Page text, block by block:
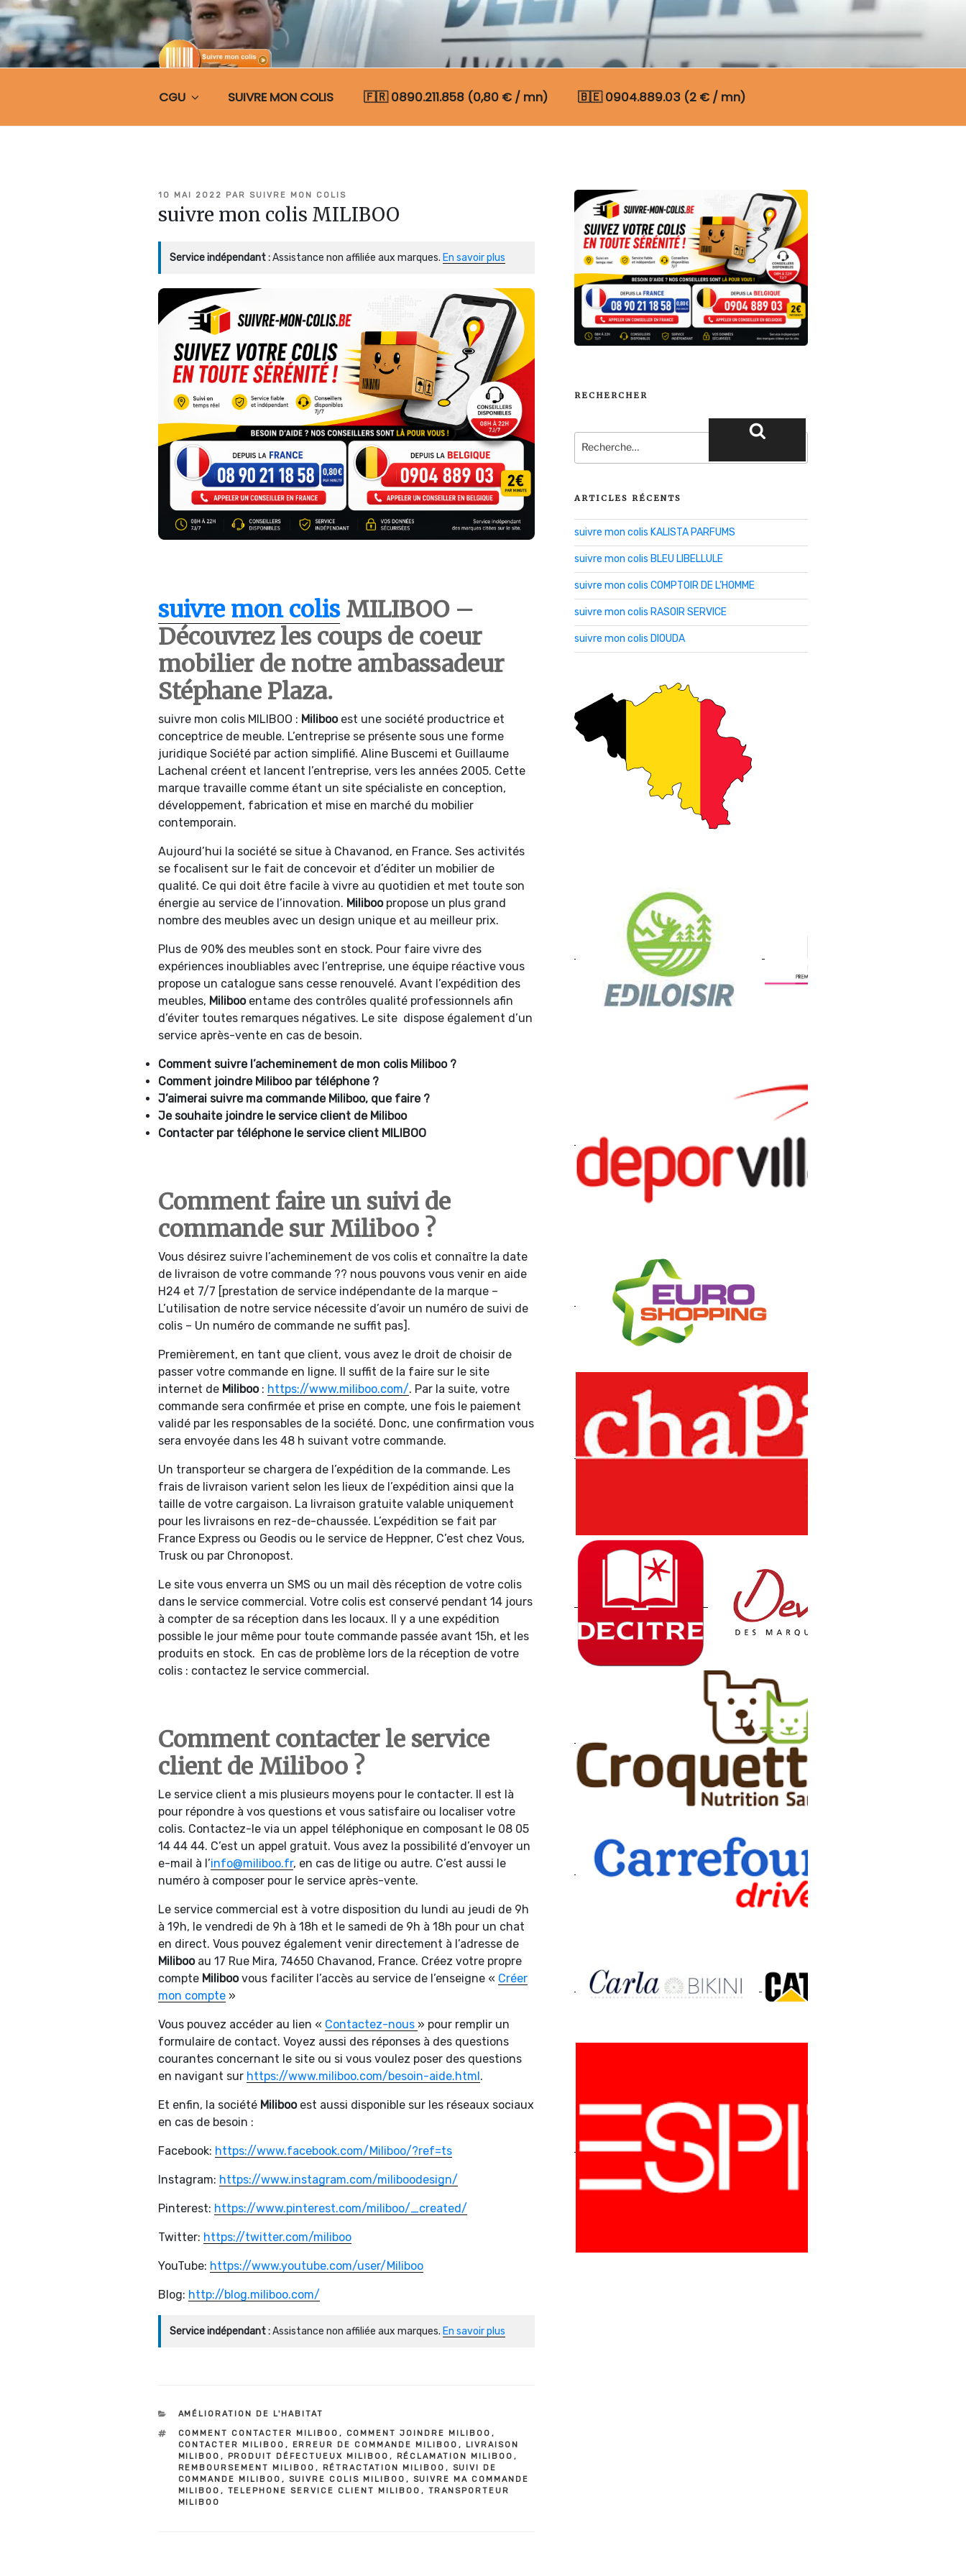
Aller
au
contenu
principal
SUIVRE MON COLIS BELGIQUE
CGU SUIVRE MON COLIS 🇫🇷 0890.211.858 (0,80 € / mn) 🇧🇪 0904.889.03 (2 € / mn)
PUBLIÉ
10 MAI 2022 PAR SUIVRE MON COLIS
suivre mon colis MILIBOO
Service indépendant :Assistance non affiliée aux marques. En savoir plus
suivre mon colisMILIBOO –
Découvrez les coups de coeur
mobilier de notre ambassadeur
Stéphane Plaza.
suivre mon colis MILIBOO : Miliboo est une société productrice et
conceptrice de meuble. L’entreprise se présente sous une forme
juridique Société par action simplifié. Aline Buscemi et Guillaume
Lachenal créent et lancent l’entreprise, vers les années 2005. Cette
marque travaille comme étant un site spécialiste en conception,
développement, fabrication et mise en marché du mobilier
contemporain.
Aujourd’hui la société se situe à Chavanod, en France. Ses activités
se focalisent sur le fait de concevoir et d’éditer un mobilier de
qualité. Ce qui doit être facile à vivre au quotidien et met toute son
énergie au service de l’innovation. Miliboo propose un plus grand
nombre des meubles avec un design unique et au meilleur prix.
Plus de 90% des meubles sont en stock. Pour faire vivre des
expériences inoubliables avec l’entreprise, une équipe réactive vous
propose un catalogue sans cesse renouvelé. Avant l’expédition des
meubles, Miliboo entame des contrôles qualité professionnels afin
d’éviter toutes remarques négatives. Le site dispose également d’un
service après-vente en cas de besoin.
Comment suivre l’acheminement de mon colis Miliboo ?
Comment joindre Miliboo par téléphone ?
J’aimerai suivre ma commande Miliboo, que faire ?
Je souhaite joindre le service client de Miliboo
Contacter par téléphone le service client MILIBOO
Comment faire un suivi de
commande sur Miliboo ?
Vous désirez suivre l’acheminement de vos colis et connaître la date
de livraison de votre commande ?? nous pouvons vous venir en aide
H24 et 7/7 [prestation de service indépendante de la marque –
L’utilisation de notre service nécessite d’avoir un numéro de suivi de
colis – Un numéro de commande ne suffit pas].
Premièrement, en tant que client, vous avez le droit de choisir de
passer votre commande en ligne. Il suffit de la faire sur le site
internet de Miliboo : https://www.miliboo.com/. Par la suite, votre
commande sera confirmée et prise en compte, une fois le paiement
validé par les responsables de la société. Donc, une confirmation vous
sera envoyée dans les 48 h suivant votre commande.
Un transporteur se chargera de l’expédition de la commande. Les
frais de livraison varient selon les lieux de l’expédition ainsi que la
taille de votre cargaison. La livraison gratuite valable uniquement
pour les livraisons en rez-de-chaussée. L’expédition se fait par
France Express ou Geodis ou le service de Heppner, C’est chez Vous,
Trusk ou par Chronopost.
Le site vous enverra un SMS ou un mail dès réception de votre colis
dans le service commercial. Votre colis est conservé pendant 14 jours
à compter de sa réception dans les locaux. Il y a une expédition
possible le jour même pour toute commande passée avant 15h, et les
produits en stock. En cas de problème lors de la réception de votre
colis : contactez le service commercial.
Comment contacter le service
client de Miliboo ?
Le service client a mis plusieurs moyens pour le contacter. Il est là
pour répondre à vos questions et vous satisfaire ou localiser votre
colis. Contactez-le via un appel téléphonique en composant le 08 05
14 44 44. C’est un appel gratuit. Vous avez la possibilité d’envoyer un
e-mail à l’info@miliboo.fr, en cas de litige ou autre. C’est aussi le
numéro à composer pour le service après-vente.
Le service commercial est à votre disposition du lundi au jeudi de 9h
à 19h, le vendredi de 9h à 18h et le samedi de 9h à 18h pour un chat
en direct. Vous pouvez également venir directement à l’adresse de
Milibooau 17 Rue Mira, 74650 Chavanod, France. Créez votre propre
compte Miliboovous faciliter l’accès au service de l’enseigne « Créer
mon compte »
Vous pouvez accéder au lien « Contactez-nous » pour remplir un
formulaire de contact. Voyez aussi des réponses à des questions
courantes concernant le site ou si vous voulez poser des questions
en navigant sur https://www.miliboo.com/besoin-aide.html .
Et enfin, la société Miliboo est aussi disponible sur les réseaux sociaux
en cas de besoin :
Facebook: https://www.facebook.com/Miliboo/?ref=ts
Instagram: https://www.instagram.com/miliboodesign/
Pinterest: https://www.pinterest.com/miliboo/_created/
Twitter: https://twitter.com/miliboo
YouTube: https://www.youtube.com/user/Miliboo
Blog: http://blog.miliboo.com/
Service indépendant :Assistance non affiliée aux marques. En savoir plus
CATÉGORIES
AMÉLIORATION DE L'HABITAT
ÉTIQUETTES
COMMENT CONTACTER MILIBOO , COMMENT JOINDRE MILIBOO ,
CONTACTER MILIBOO , ERREUR DE COMMANDE MILIBOO ,
LIVRAISON
MILIBOO , PRODUIT DÉFECTUEUX MILIBOO , RÉCLAMATION MILIBOO ,
REMBOURSEMENT MILIBOO , RÉTRACTATION MILIBOO , SUIVI DE
COMMANDE MILIBOO , SUIVRE COLIS MILIBOO , SUIVRE MA COMMANDE
MILIBOO , TELEPHONE SERVICE CLIENT MILIBOO , TRANSPORTEUR
MILIBOO
RECHERCHER
pour
:
ARTICLES RÉCENTS
suivre mon colis KALISTA PARFUMS
suivre mon colis BLEU LIBELLULE
suivre mon colis COMPTOIR DE L’HOMME
suivre mon colis RASOIR SERVICE
suivre mon colis DIOUDA